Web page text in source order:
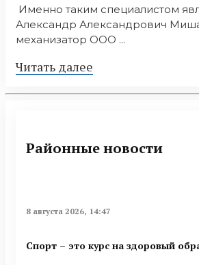
Именно таким специалистом
Александр Александрович
механизатор ООО ...
Читать далее
Районные новости
8 августа 2026, 14:47
Спорт – это курс на здоровый